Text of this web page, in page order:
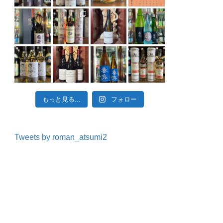
もっと見る... フォロー
Tweets by roman_atsumi2